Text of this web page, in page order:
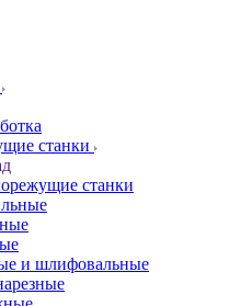
станки
станки
и шлифовальные